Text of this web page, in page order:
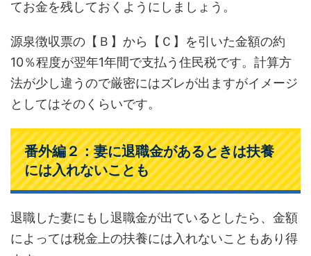
てお金を残しておくようにしましょう。
源泉徴収票の【Ｂ】から【Ｃ】を引いた金額の約
10％程度が翌年1年間で支払う住民税です。計算方
法が少し違うので厳密にはズレが出ますがイメージ
としてはそのくらいです。
番外編２：妻に退職金があるときは扶養
には入れないことも
退職した妻にもし退職金が出ているとしたら、金額
によっては税金上の扶養には入れないこともあり得